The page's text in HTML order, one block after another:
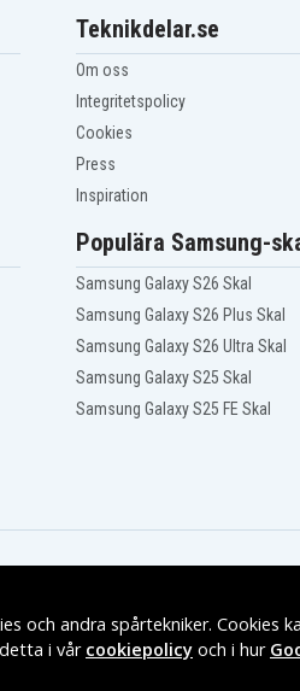
Teknikdelar.se
Om oss
Integritetspolicy
Cookies
Press
Inspiration
Populära Samsung-
Samsung Galaxy S26 Skal
Samsung Galaxy S26 Plus Skal
Samsung Galaxy S26 Ultra Skal
Samsung Galaxy S25 Skal
Samsung Galaxy S25 FE Skal
och andra spårtekniker. Cookies
i vår cookiepolicy och i hur